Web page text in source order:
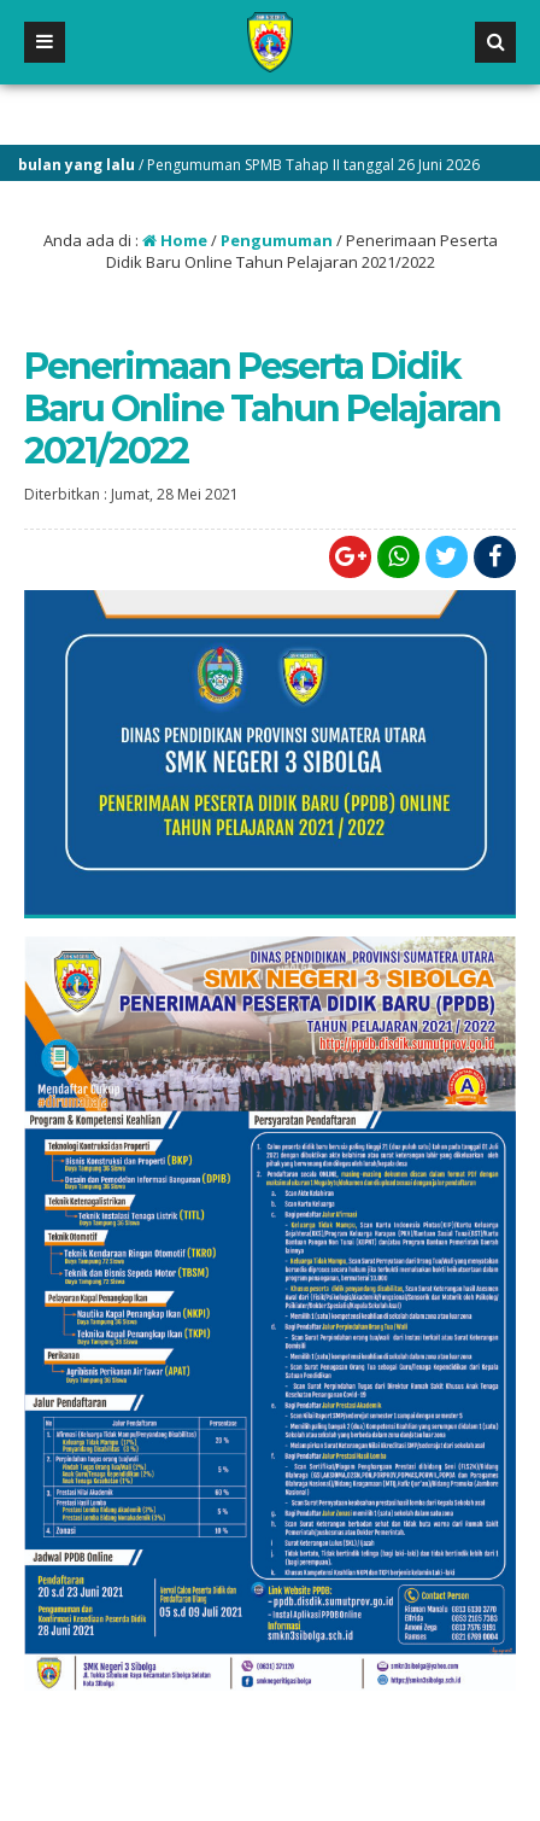
yang lalu / Pengumuman SPMB Tahap II tanggal 26 Juni 2026
Anda ada di : Home/ Pengumuman /Penerimaan Peserta
Didik Baru Online Tahun Pelajaran 2021/2022
Penerimaan Peserta Didik
Baru Online Tahun Pelajaran
2021/2022
Diterbitkan : Jumat, 28 Mei 2021